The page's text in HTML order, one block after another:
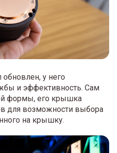
у него
и эффективность. Сам
формы, его крышка
для возможности выбора
на крышку.